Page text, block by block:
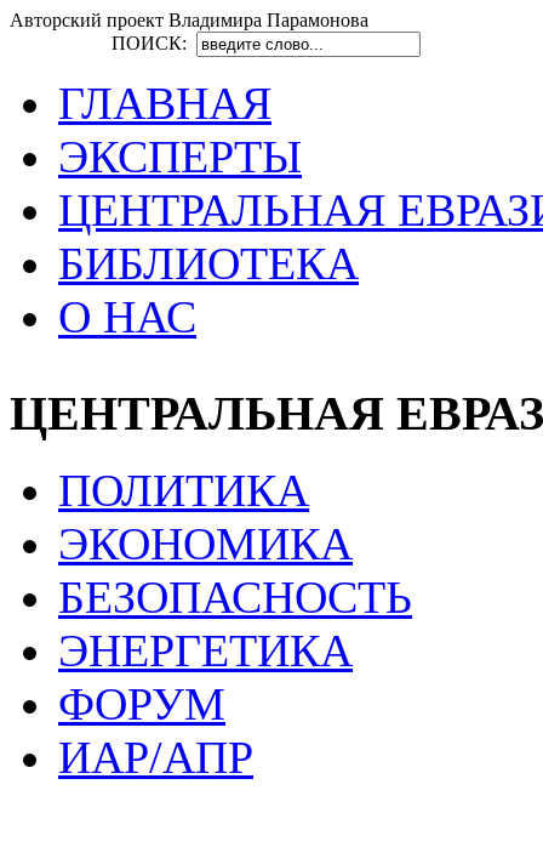
Авторский проект Владимира Парамонова
ПОИСК:
ГЛАВНАЯ
ЭКСПЕРТЫ
ЦЕНТРАЛЬНАЯ
БИБЛИОТЕКА
О НАС
ЦЕНТРАЛЬНАЯ
ПОЛИТИКА
ЭКОНОМИКА
БЕЗОПАСНОСТЬ
ЭНЕРГЕТИКА
ФОРУМ
ИАР/АПР